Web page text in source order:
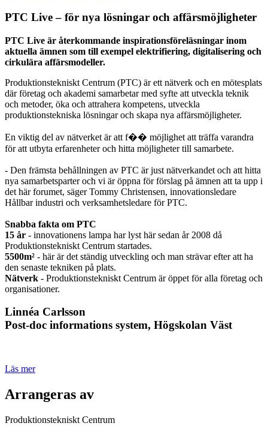
PTC Live – för nya lösningar och affärsmöjligheter
PTC Live är återkommande inspirationsföreläsningar inom
aktuella ämnen som till exempel elektrifiering, digitalisering och
cirkulära affärsmodeller.
Produktionstekniskt Centrum (PTC) är ett nätverk och en mötesplats
där företag och akademi samarbetar med syfte att utveckla teknik
och metoder, öka och attrahera kompetens, utveckla
produktionstekniska lösningar och skapa nya affärsmöjligheter.
En viktig del av nätverket är att f�� möjlighet att träffa varandra
för att utbyta erfarenheter och hitta möjligheter till samarbete.
- Den främsta behållningen av PTC är just nätverkandet och att hitta
nya samarbetsparter och vi är öppna för förslag på ämnen att ta upp i
det här forumet, säger Tommy Christensen, innovationsledare
Hållbar industri och verksamhetsledare för PTC.
Snabba fakta om PTC
15 år - innovationens lampa har lyst här sedan år 2008 då
Produktionstekniskt Centrum startades.
5500m² - här är det ständig utveckling och man strävar efter att ha
den senaste tekniken på plats.
Nätverk - Produktionstekniskt Centrum är öppet för alla företag och
organisationer.
Linnéa Carlsson
Post-doc informations system, Högskolan Väst
Läs mer
Arrangeras av
Produktionstekniskt Centrum